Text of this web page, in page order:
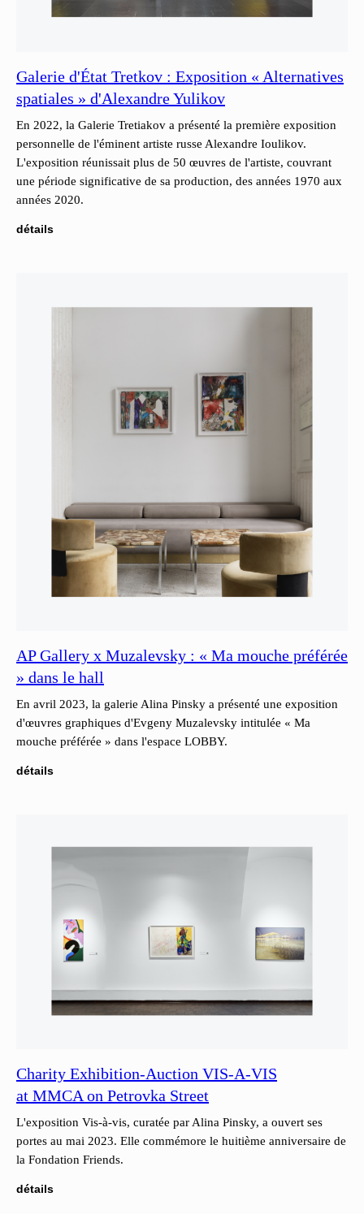
Galerie d'État Tretkov : Exposition « Alternatives
spatiales » d'Alexandre Yulikov
En 2022, la Galerie Tretiakov a présenté la première exposition
personnelle de l'éminent artiste russe Alexandre Ioulikov.
L'exposition réunissait plus de 50 œuvres de l'artiste, couvrant
une période significative de sa production, des années 1970 aux
années 2020.
détails
AP Gallery x Muzalevsky : « Ma mouche préférée
» dans le hall
En avril 2023, la galerie Alina Pinsky a présenté une exposition
d'œuvres graphiques d'Evgeny Muzalevsky intitulée « Ma
mouche préférée » dans l'espace LOBBY.
détails
Charity Exhibition-Auction VIS-A-VIS
at MMCA on Petrovka Street
L'exposition Vis-à-vis, curatée par Alina Pinsky, a ouvert ses
portes au mai 2023. Elle commémore le huitième anniversaire de
la Fondation Friends.
détails